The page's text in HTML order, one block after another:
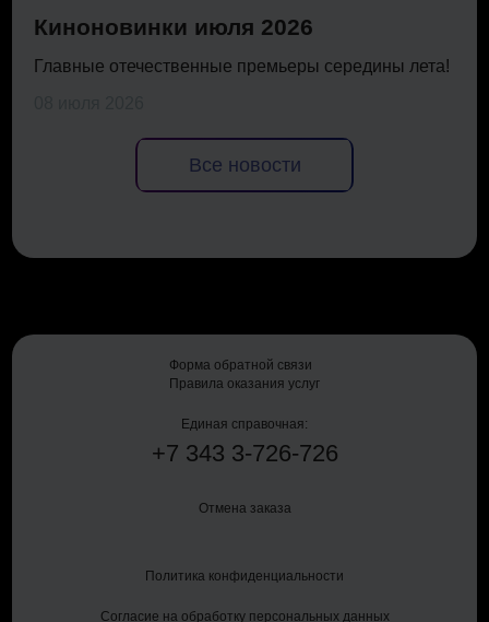
Киноновинки июля 2026
Главные отечественные премьеры середины лета!
Все новости
Правила оказания услуг
Форма обратной связи
Единая справочная:
+7 343 3-726-726
Отмена заказа
Политика конфиденциальности
Согласие на обработку персональных данных